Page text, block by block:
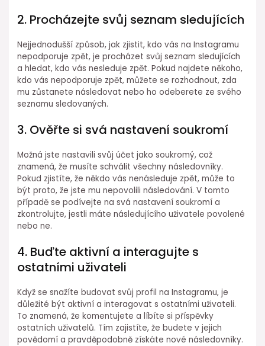
2. Procházejte svůj seznam sledujících
Nejjednodušší způsob, jak zjistit, kdo vás na Instagramu
nepodporuje zpět, je procházet svůj seznam sledujících
a hledat, kdo vás nesleduje zpět. Pokud najdete někoho,
kdo vás nepodporuje zpět, můžete se rozhodnout, zda
mu zůstanete následovat nebo ho odeberete ze svého
seznamu sledovaných.
3. Ověřte si svá nastavení soukromí
Možná jste nastavili svůj účet jako soukromý, což
znamená, že musíte schválit všechny následovníky.
Pokud zjistíte, že někdo vás nenásleduje zpět, může to
být proto, že jste mu nepovolili následování. V tomto
případě se podívejte na svá nastavení soukromí a
zkontrolujte, jestli máte následujícího uživatele povolené
nebo ne.
4. Buďte aktivní a interagujte s
ostatními uživateli
Když se snažíte budovat svůj profil na Instagramu, je
důležité být aktivní a interagovat s ostatními uživateli.
To znamená, že komentujete a líbíte si příspěvky
ostatních uživatelů. Tím zajistíte, že budete v jejich
povědomí a pravděpodobně získáte nové následovníky.